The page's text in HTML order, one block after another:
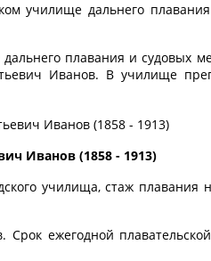
училище дальнего
плавания и судовых
Иванов. В училище
Иванов (1858 - 1913)
училища, стаж плавания
Срок ежегодной